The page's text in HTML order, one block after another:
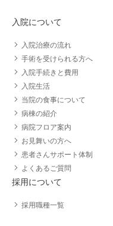
入院について
入院治療の流れ
手術を受けられる方へ
入院手続きと費用
入院生活
当院の食事について
病棟の紹介
病院フロア案内
お見舞いの方へ
患者さんサポート体制
よくあるご質問
採用について
採用職種一覧